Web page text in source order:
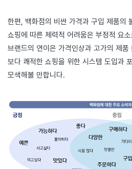
한편, 백화점의 비싼 가격과 구입 제품의
쇼핑에 따른 체력적 어려움은 부정적 요
브랜드의 연이은 가격인상과 고가의 제
보다 쾌적한 쇼핑을 위한 시스템 도입과
모색해볼 만합니다.